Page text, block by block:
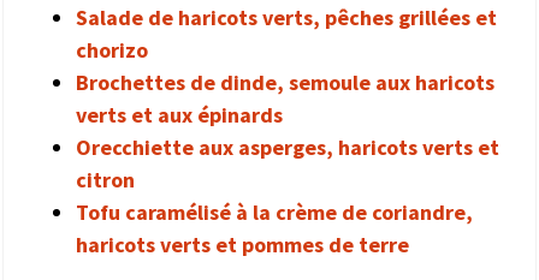
Salade de haricots verts, pêches grillées et
chorizo
Brochettes de dinde, semoule aux haricots
verts et aux épinards
Orecchiette aux asperges, haricots verts et
citron
Tofu caramélisé à la crème de coriandre,
haricots verts et pommes de terre